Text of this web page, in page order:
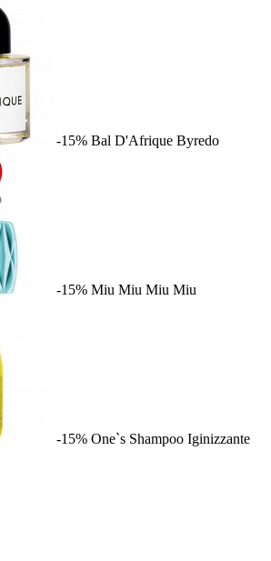
-15% Bal D'Afrique Byredo
-15% Miu Miu Miu Miu
-15% One`s Shampoo Iginizzante